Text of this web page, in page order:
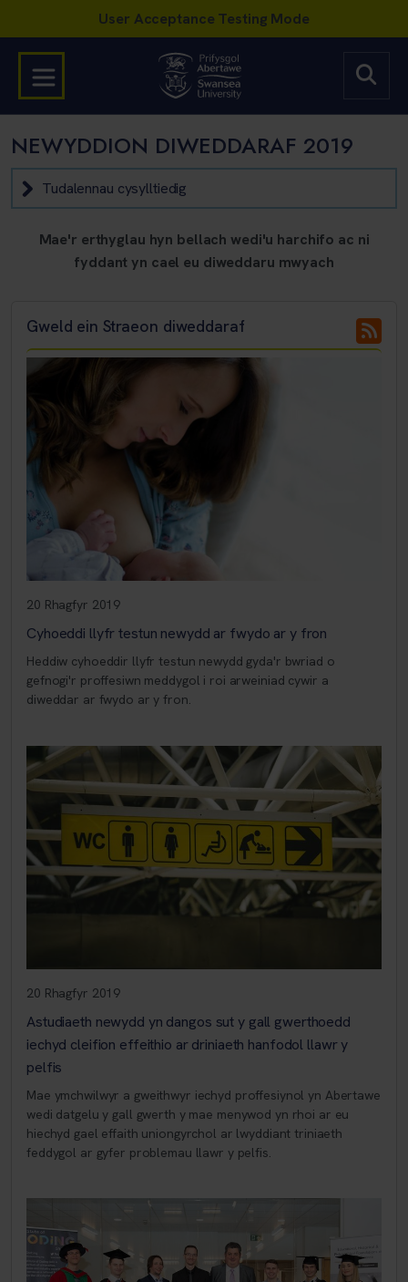
NEWYDDION DIWEDDARAF 2019
Tudalennau cysylltiedig
Mae'r erthyglau hyn bellach wedi'u harchifo ac ni
fyddant yn cael eu diweddaru mwyach
Gweld ein Straeon diweddaraf
20 Rhagfyr 2019
Cyhoeddi llyfr testun newydd ar fwydo ar y fron
Heddiw cyhoeddir llyfr testun newydd gyda'r bwriad o
gefnogi'r proffesiwn meddygol i roi arweiniad cywir a
diweddar ar fwydo ar y fron.
20 Rhagfyr 2019
Astudiaeth newydd yn dangos sut y gall gwerthoedd
iechyd cleifion effeithio ar driniaeth hanfodol llawr y
pelfis
Mae ymchwilwyr a gweithwyr iechyd proffesiynol yn Abertawe
wedi datgelu y gall gwerth y mae menywod yn rhoi ar eu
hiechyd gael effaith uniongyrchol ar lwyddiant triniaeth
feddygol ar gyfer problemau llawr y pelfis.